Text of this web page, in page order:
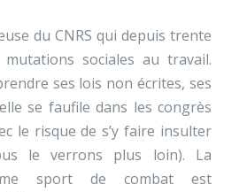
du CNRS qui depuis trente
sociales au travail.
ses lois non écrites, ses
se faufile dans les congrès
le risque de s’y faire insulter
le verrons plus loin). La
sport de combat est